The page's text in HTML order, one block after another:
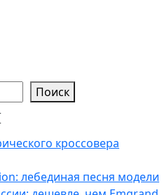
Поиск
кроссовера
лебединая песня модели